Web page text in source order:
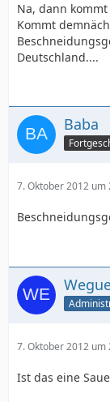
Na, dann
Kommt
Deutschland....
Baba
7. Oktober 2012 um
7. Oktober 2012 um
Ist das eine